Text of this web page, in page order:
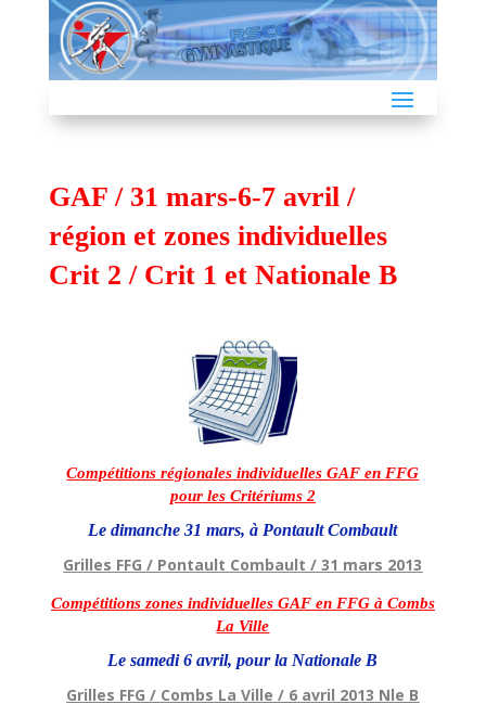
GAF / 31 mars-6-7 avril /
région et zones individuelles
Crit 2 / Crit 1 et Nationale B
Compétitions régionales individuelles GAF en FFG
pour les Critériums 2
Le dimanche 31 mars, à Pontault Combault
Grilles FFG / Pontault Combault / 31 mars 2013
Compétitions zones individuelles GAF en FFG à Combs
La Ville
Le samedi 6 avril, pour la Nationale B
Grilles FFG / Combs La Ville / 6 avril 2013 Nle B